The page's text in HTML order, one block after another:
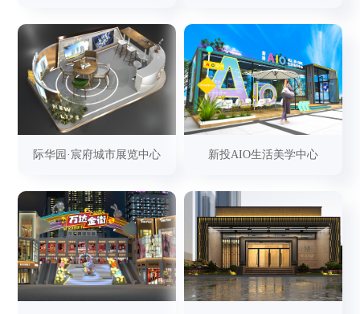
际华园·宸府城市展览中心 新投AIO生活美学中心